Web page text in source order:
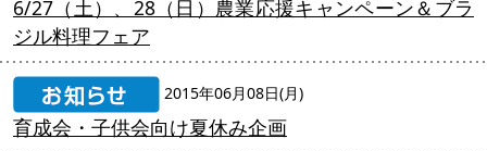
6/27（土）、28（日）農業応援キャンペーン＆ブラ
ジル料理フェア
2015年06月08日(月)
育成会・子供会向け夏休み企画